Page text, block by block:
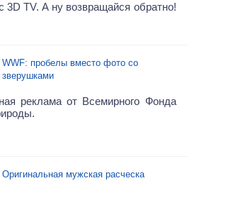
3D TV. А ну возвращайся обратно!
WWF: пробелы вместо фото со
зверушками
реклама от Всемирного Фонда
Оригинальная мужская расческа